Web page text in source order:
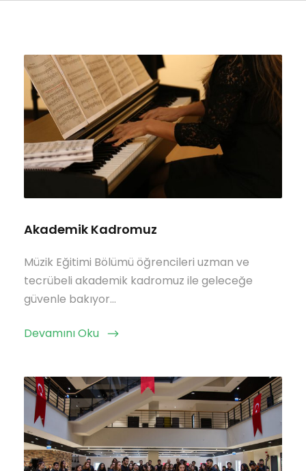
Akademik Kadromuz
Müzik Eğitimi Bölümü öğrencileri uzman ve
tecrübeli akademik kadromuz ile geleceğe
güvenle bakıyor…
Devamını Oku